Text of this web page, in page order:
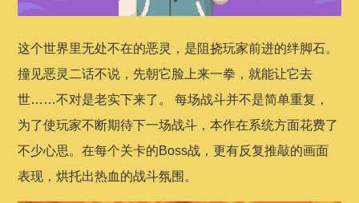
这个世界里无处不在的恶灵，是阻挠玩家前进的绊脚石。
撞见恶灵二话不说，先朝它脸上来一拳，就能让它去
世……不对是老实下来了。 每场战斗并不是简单重复，
为了使玩家不断期待下一场战斗，本作在系统方面花费了
不少心思。在每个关卡的Boss战，更有反复推敲的画面
表现，烘托出热血的战斗氛围。